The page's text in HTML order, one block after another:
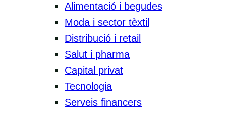
Alimentació i begudes
Moda i sector tèxtil
Distribució i retail
Salut i pharma
Capital privat
Tecnologia
Serveis financers